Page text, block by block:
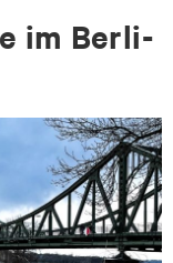
im Ber­li­